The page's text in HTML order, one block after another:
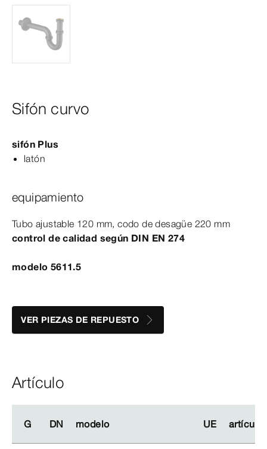
Sifón curvo
sifón Plus
latón
equipamiento
Tubo ajustable 120 mm, codo de desagüe 220 mm
control de calidad según DIN EN 274
modelo 5611.5
VER PIEZAS DE REPUESTO
Artículo
G DN modelo UE artículo
G DN modelo UE artículo